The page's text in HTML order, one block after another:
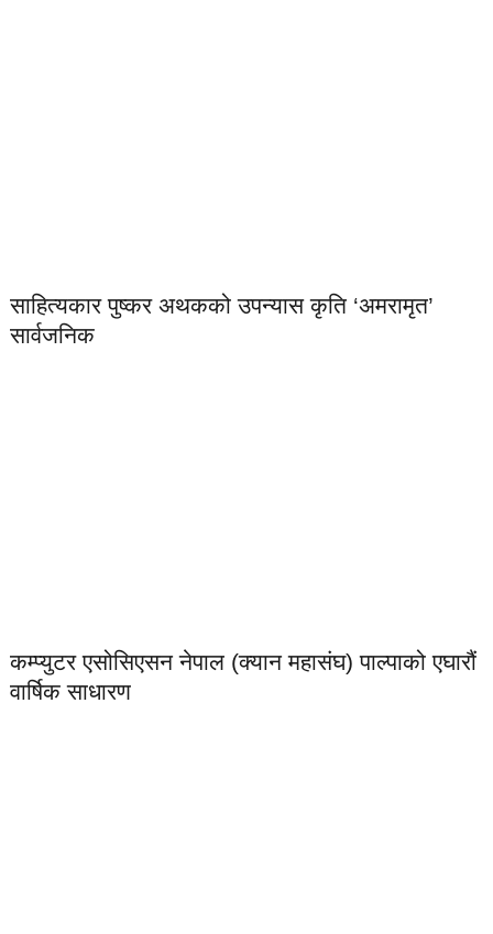
साहित्यकार पुष्कर अथकको उपन्यास कृति ‘अमरामृत’
सार्वजनिक
कम्प्युटर एसोसिएसन नेपाल (क्यान महासंघ) पाल्पाको एघारौं
वार्षिक साधारण